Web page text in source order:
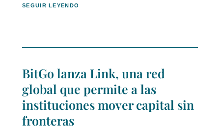
SEGUIR LEYENDO
BitGo lanza Link, una red
global que permite a las
instituciones mover capital sin
fronteras